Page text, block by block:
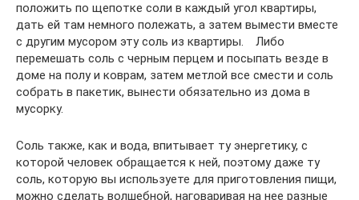
положить по щепотке соли в каждый угол квартиры,
дать ей там немного полежать, а затем вымести вместе
с другим мусором эту соль из квартиры. Либо
перемешать соль с черным перцем и посыпать везде в
доме на полу и коврам, затем метлой все смести и соль
собрать в пакетик, вынести обязательно из дома в
мусорку.
Соль также, как и вода, впитывает ту энергетику, с
которой человек обращается к ней, поэтому даже ту
соль, которую вы используете для приготовления пищи,
можно сделать волшебной, наговаривая на нее разные